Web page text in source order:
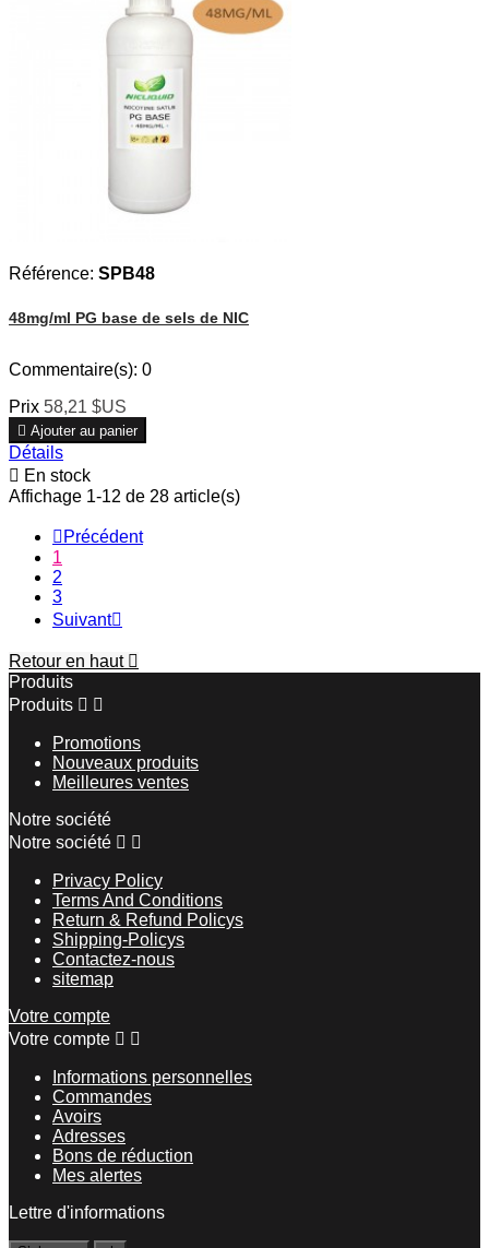
Référence: SPB48
48mg/ml PG base de sels de NIC
Commentaire(s): 0
Prix 58,21 $US
 Ajouter au panier
Détails
 En stock
Affichage 1-12 de 28 article(s)
 Précédent
1
2
3
Suivant
Retour en haut 
Produits
Produits  
Promotions
Nouveaux produits
Meilleures ventes
Notre société
Notre société  
Privacy Policy
Terms And Conditions
Return & Refund Policys
Shipping-Policys
Contactez-nous
sitemap
Votre compte
Votre compte  
Informations personnelles
Commandes
Avoirs
Adresses
Bons de réduction
Mes alertes
Lettre d'informations